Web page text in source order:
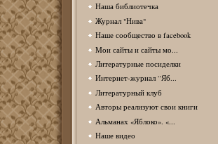
Наша библиотечка
Журнал "Нива"
Наше сообщество в facebook
Мои сайты и сайты мо...
Литературные посиделки
Интернет-журнал “Яб...
Литературный клуб
Авторы реализуют свои книги
Альманах «Яблоко». «...
Наше видео